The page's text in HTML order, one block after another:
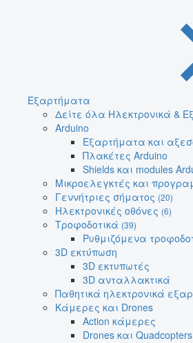
Εξαρτήματα
Δείτε όλα Ηλεκτρονικά &
Arduino
Εξαρτήματα και
Πλακέτες Arduino
Shields και modules
Μικροελεγκτές και
Γεννήτριες σήματος (20)
Ηλεκτρονικές οθόνες (6)
Τροφοδοτικά (39)
Ρυθμιζόμενα
3D εκτύπωση
3D εκτυπωτές
3D ανταλλακτικά
Παθητικά ηλεκτρονικά
Κάμερες και Drones
Action κάμερες
Drones και Quadcopters